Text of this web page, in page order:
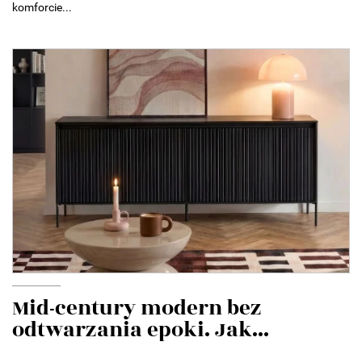
komforcie...
Mid-century modern bez
odtwarzania epoki. Jak...